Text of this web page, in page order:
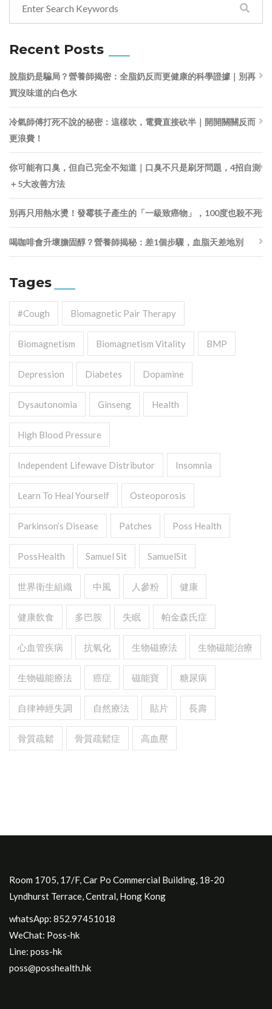
Recent Posts
脫脂奶是騙局？營養師揭密：全脂奶反而更健康的科學證據｜別再
買沒味道的白色水
冷氣師傅打死不說的秘密：這樣吹，電費直接砍半｜開開關關反而
更浪費！
你可能有口臭，但自己完全不知道｜口臭不只是刷牙問題，4招自測
＋5大改善方法
別再只用熱水燙！發霉筷子產生的「一級致癌物」，100度也殺不死
喝咖啡會升壞膽固醇？營養師揭秘：差1個步驟，血脂天差地別
Tages
#cough Biomagnetic Pair Therapy
Biomagnetism Biomagnetism Vitality BMP
Depression Diabetes Dopamine
Dysautonomia Ginseng Health
High Blood Pressure
Independent Lifewave Distributor Insomnia
Learn To Heal Yourself Osteoporosis
Parkinson’s Disease Patches Poss Health
PossHealth Samuel Sit SamuelSit
世界衛生組織 中風 人參粉 健康
健康飲食 多巴胺 失眠 帕金森氏症
心血管疾病 抗氧化 生物磁療法 生物磁能治療
生物磁能療法 癌症 磁能寶 糖尿病
自律神經失調 自然療法 貼片 長壽
骨質疏鬆 骨質疏鬆症 高血壓
Room 1705, 17/F, Car Po Commercial Building, 18-20
Lyndhurst Terrace, Central, Hong Kong
whatsApp: 852.97451018
WeChat: Poss-hk
Line: poss-hk
poss@posshealth.hk